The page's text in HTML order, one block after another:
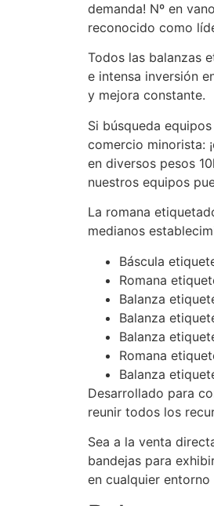
demanda! Nº en
reconocido como
Todos las balanzas
e intensa inversión
y mejora constante.
Si búsqueda
comercio minorista:
en diversos pesos
nuestros equipos
La romana
medianos
Báscula
Romana
Balanza
Balanza
Balanza
Romana
Balanza
Desarrollado para
reunir todos los
Sea a la venta
bandejas para
en cualquier